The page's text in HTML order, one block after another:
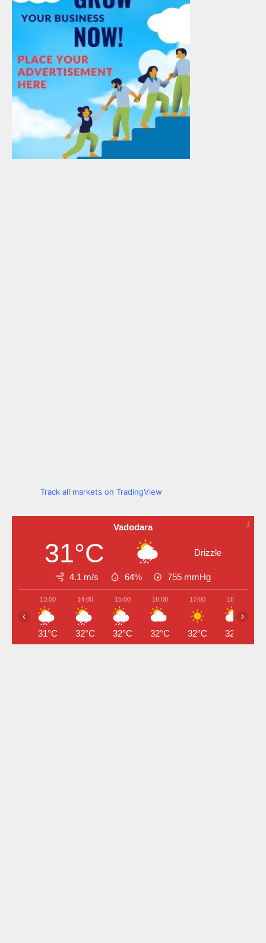
Track all markets on TradingView
Vadodara
31°C Drizzle
4.1 m/s 64% 755 mmHg
13:00
31°C
14:00
32°C
15:00
32°C
16:00
32°C
17:00
32°C
18:00
32°C
‹ ›